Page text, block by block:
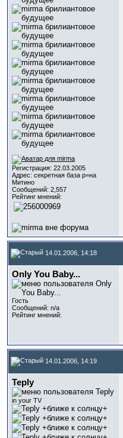
Регистрация: 22.03.2005
Адрес: секретная база р=на
Митино
Сообщений: 2,557
Рейтинг мнений:
14.01.2006, 14:18
Only You Baby...
Гость
Сообщений: n/a
Рейтинг мнений:
14.01.2006, 14:19
Teply
in your TV